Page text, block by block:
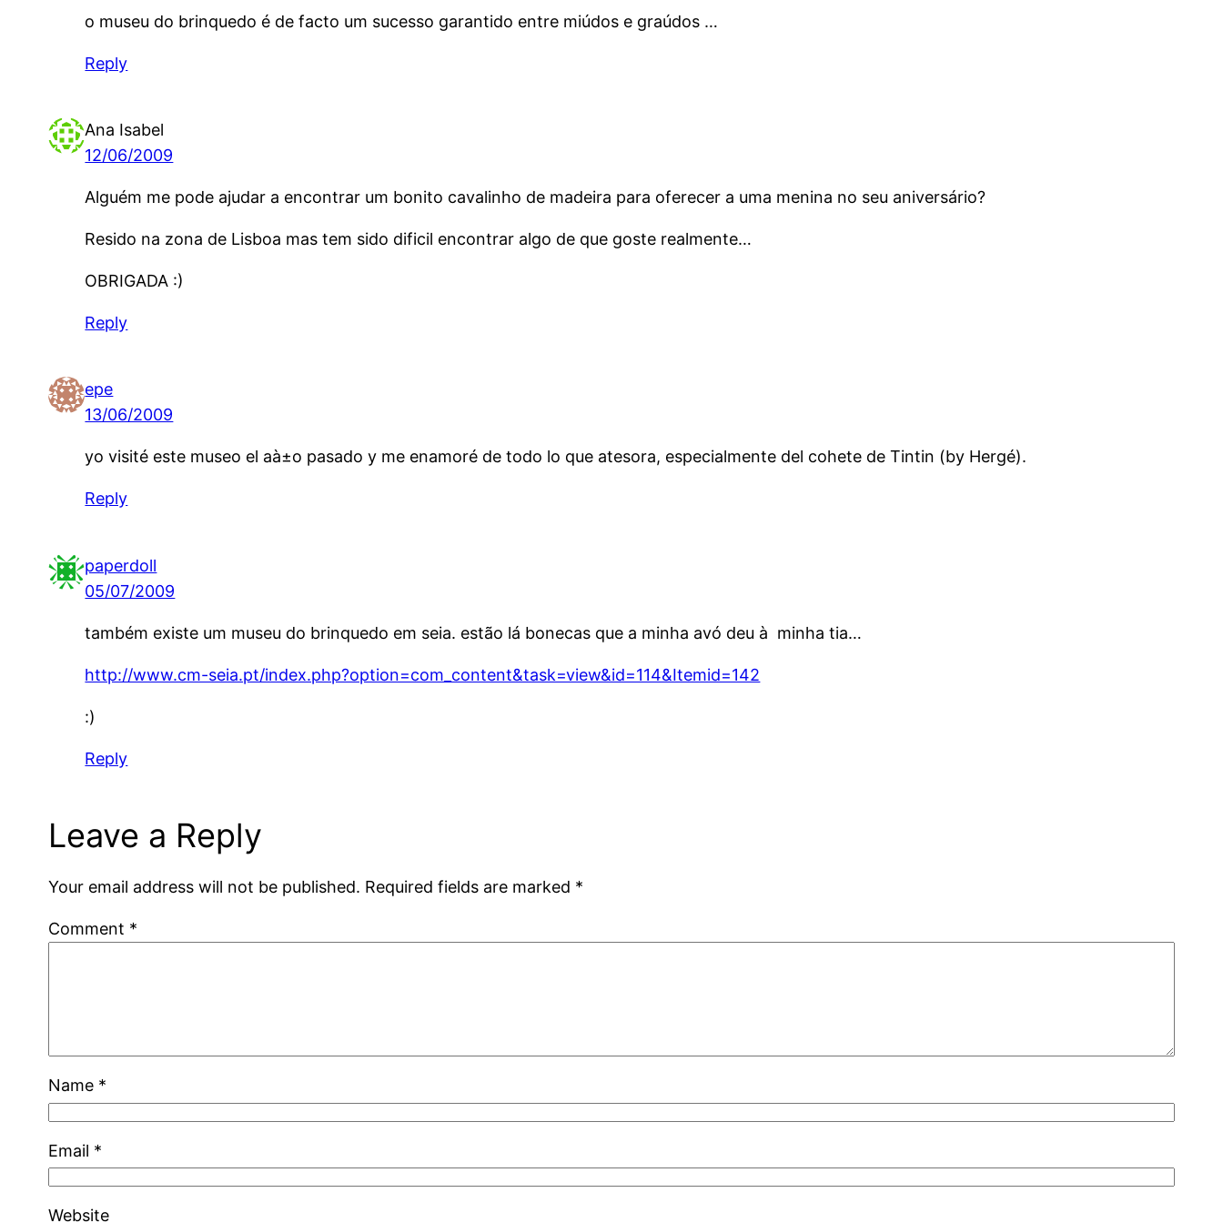
o museu do brinquedo é de facto um sucesso garantido entre miúdos e graúdos …
Reply
Ana Isabel
12/06/2009
Alguém me pode ajudar a encontrar um bonito cavalinho de madeira para oferecer a uma menina no seu aniversário?
Resido na zona de Lisboa mas tem sido dificil encontrar algo de que goste realmente…
OBRIGADA :)
Reply
epe
13/06/2009
yo visité este museo el aà±o pasado y me enamoré de todo lo que atesora, especialmente del cohete de Tintin (by Hergé).
Reply
paperdoll
05/07/2009
também existe um museu do brinquedo em seia. estão lá bonecas que a minha avó deu à minha tia…
http://www.cm-seia.pt/index.php?option=com_content&task=view&id=114&Itemid=142
:)
Reply
Leave a Reply
Your email address will not be published. Required fields are marked *
Comment *
Name *
Email *
Website